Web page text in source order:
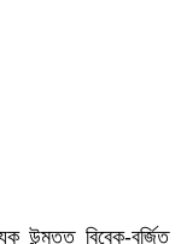
উন্মত্ত বিবেক-বৰ্জিত